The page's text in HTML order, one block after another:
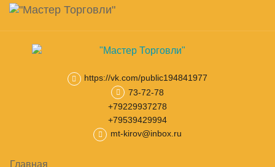
Skip
main
content
Навигация
https://vk.com/public194841977
73-72-78
+79229937278
+79539429994
mt-kirov@inbox.ru
Главная
Корзина
товар(ов)
Тепловое оборудование